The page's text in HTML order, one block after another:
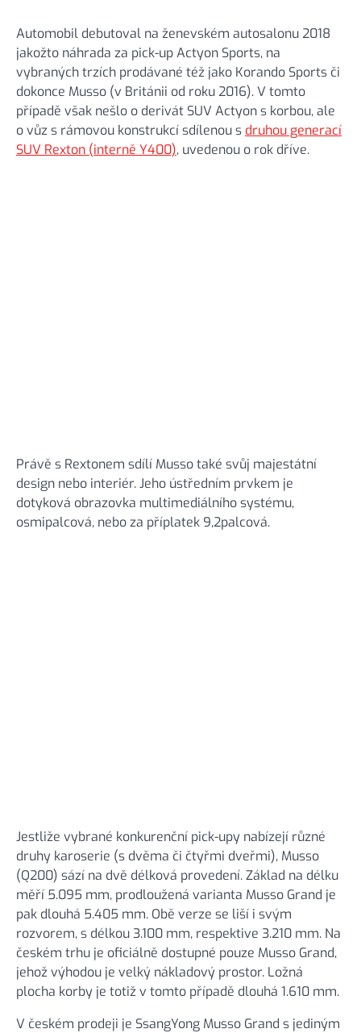
Automobil debutoval na ženevském autosalonu 2018
jakožto náhrada za pick-up Actyon Sports, na
vybraných trzích prodávané též jako Korando Sports či
dokonce Musso (v Británii od roku 2016). V tomto
případě však nešlo o derivát SUV Actyon s korbou, ale
o vůz s rámovou konstrukcí sdílenou s druhou generací
SUV Rexton (interně Y400), uvedenou o rok dříve.
Právě s Rextonem sdílí Musso také svůj majestátní
design nebo interiér. Jeho ústředním prvkem je
dotyková obrazovka multimediálního systému,
osmipalcová, nebo za příplatek 9,2palcová.
Jestliže vybrané konkurenční pick-upy nabízejí různé
druhy karoserie (s dvěma či čtyřmi dveřmi), Musso
(Q200) sází na dvě délková provedení. Základ na délku
měří 5.095 mm, prodloužená varianta Musso Grand je
pak dlouhá 5.405 mm. Obě verze se liší i svým
rozvorem, s délkou 3.100 mm, respektive 3.210 mm. Na
českém trhu je oficiálně dostupné pouze Musso Grand,
jehož výhodou je velký nákladový prostor. Ložná
plocha korby je totiž v tomto případě dlouhá 1.610 mm.
V českém prodeji je SsangYong Musso Grand s jediným